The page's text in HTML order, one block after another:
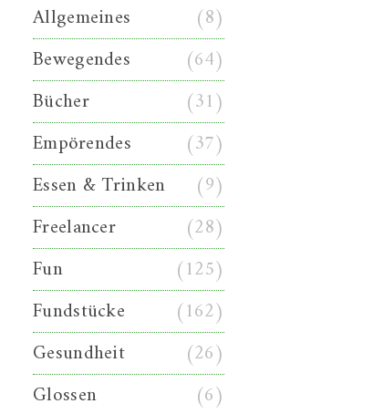
Allgemeines
(8)
Bewegendes
(64)
Bücher
(31)
Empörendes
(37)
Essen & Trinken
(9)
Freelancer
(28)
Fun
(125)
Fundstücke
(162)
Gesundheit
(26)
Glossen
(6)